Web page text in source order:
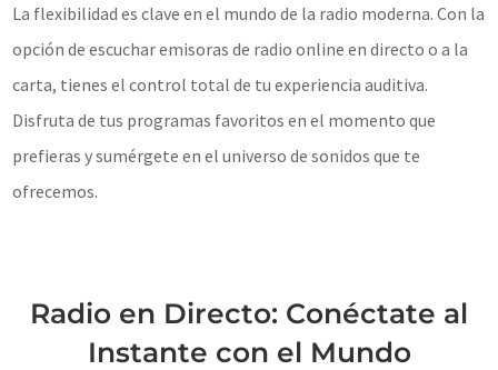
La flexibilidad es clave en el mundo de la radio moderna. Con la
opción de escuchar emisoras de radio online en directo o a la
carta, tienes el control total de tu experiencia auditiva.
Disfruta de tus programas favoritos en el momento que
prefieras y sumérgete en el universo de sonidos que te
ofrecemos.
Radio en Directo: Conéctate al
Instante con el Mundo